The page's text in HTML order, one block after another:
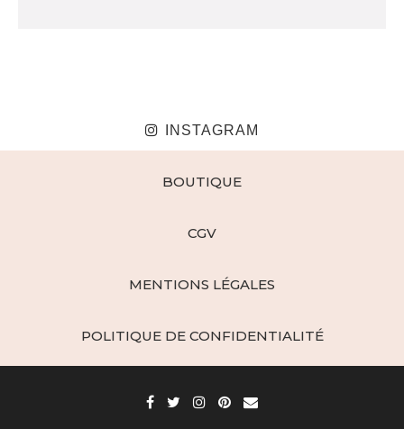
INSTAGRAM
BOUTIQUE
CGV
MENTIONS LÉGALES
POLITIQUE DE CONFIDENTIALITÉ